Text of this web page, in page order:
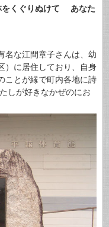
くぐりぬけて あなた
名な江間章子さんは、幼
）に居住しており、自身
ことが縁で町内各地に詩
しが好きなかぜのにお